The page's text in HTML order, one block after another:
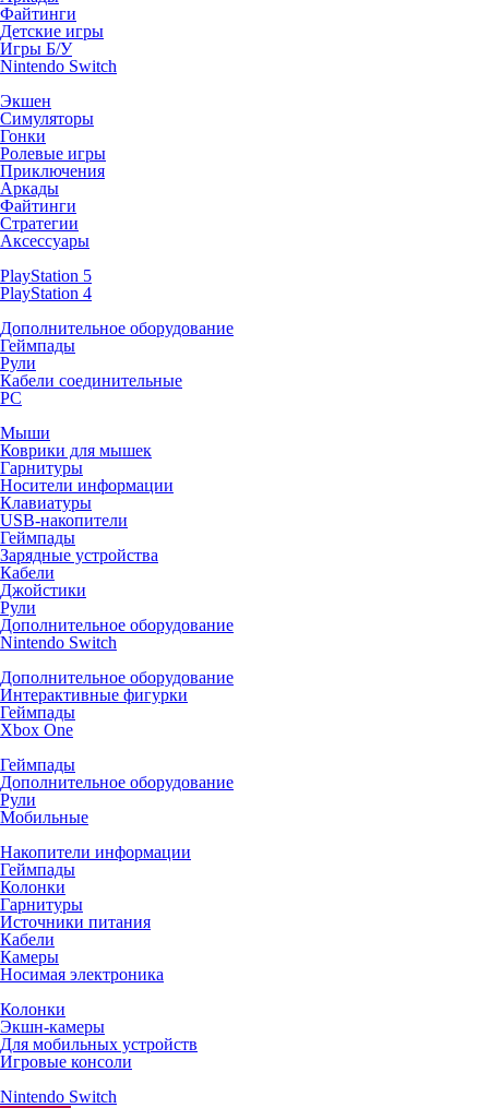
Файтинги
Детские игры
Игры Б/У
Nintendo Switch
Экшен
Симуляторы
Гонки
Ролевые игры
Приключения
Аркады
Файтинги
Стратегии
Аксессуары
PlayStation 5
PlayStation 4
Дополнительное оборудование
Геймпады
Рули
Кабели соединительные
PC
Мыши
Коврики для мышек
Гарнитуры
Носители информации
Клавиатуры
USB-накопители
Геймпады
Зарядные устройства
Кабели
Джойстики
Рули
Дополнительное оборудование
Nintendo Switch
Дополнительное оборудование
Интерактивные фигурки
Геймпады
Xbox One
Геймпады
Дополнительное оборудование
Рули
Мобильные
Накопители информации
Геймпады
Колонки
Гарнитуры
Источники питания
Кабели
Камеры
Носимая электроника
Колонки
Экшн-камеры
Для мобильных устройств
Игровые консоли
Nintendo Switch